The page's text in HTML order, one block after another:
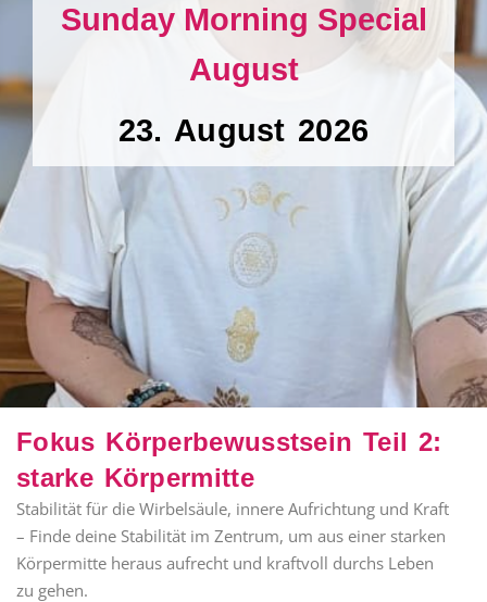
Sunday Morning Special
August
23. August 2026
Fokus Körperbewusstsein Teil 2:
starke Körpermitte
Stabilität für die Wirbelsäule, innere Aufrichtung und Kraft
– Finde deine Stabilität im Zentrum, um aus einer starken
Körpermitte heraus aufrecht und kraftvoll durchs Leben
zu gehen.